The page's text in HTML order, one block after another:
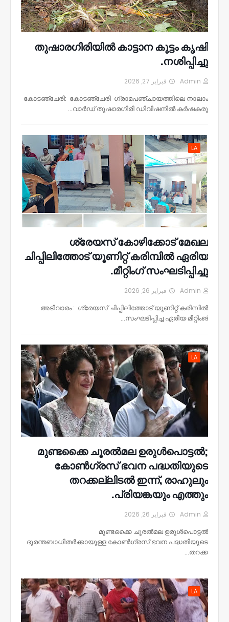
തുഷാരഗിരിയിൽ കാട്ടാന കൂട്ടം കൃഷി
നശിപ്പിച്ചു.
Admin فبراير 27, 2026
കോടഞ്ചേരി: കോടഞ്ചേരി ഗ്രാമപഞ്ചായത്തിലെ നാലാം
വാർഡ് തുഷാരഗിരി ഡിവിഷനിൽ കർഷകരു…
LA
ശ്രേയസ് കോഴിക്കോട് മേഖല
ചിപ്പിലിത്തോട് യൂണിറ്റ് കരിമ്പിൽ ഏരിയ
മീറ്റിംഗ് സംഘടിപ്പിച്ചു.
Admin فبراير 26, 2026
അടിവാരം : ശ്രേയസ് ചിപ്പിലിത്തോട് യൂണിറ്റ് കരിമ്പിൽ
സംഘടിപ്പിച്ച ഏരിയ മീറ്റിംങ്…
LA
മുണ്ടക്കൈ ചൂരൽമല ഉരുൾപൊട്ടൽ;
കോൺഗ്രസ് ഭവന പദ്ധതിയുടെ
തറക്കല്ലിടൽ ഇന്ന്, രാഹുലും
പ്രിയങ്കയും എത്തും.
Admin فبراير 26, 2026
മുണ്ടക്കൈ ചൂരൽമല ഉരുൾപൊട്ടൽ
ദുരന്തബാധിതർക്കായുള്ള കോൺഗ്രസ് ഭവന പദ്ധതിയുടെ
തറക്ക…
LA